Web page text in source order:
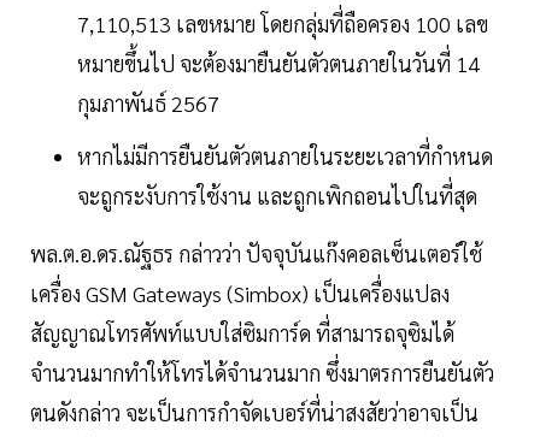
7,110,513 เลขหมาย โดยกลุ่มที่ถือครอง 100 เลข
หมายขึ้นไป จะต้องมายืนยันตัวตนภายในวันที่ 14
กุมภาพันธ์ 2567
หากไม่มีการยืนยันตัวตนภายในระยะเวลาที่กำหนด
จะถูกระงับการใช้งาน และถูกเพิกถอนไปในที่สุด
พล.ต.อ.ดร.ณัฐธร กล่าวว่า ปัจจุบันแก๊งคอลเซ็นเตอร์ใช้
เครื่อง GSM Gateways (Simbox) เป็นเครื่องแปลง
สัญญาณโทรศัพท์แบบใส่ซิมการ์ด ที่สามารถจุซิมได้
จำนวนมากทำให้โทรได้จำนวนมาก ซึ่งมาตรการยืนยันตัว
ตนดังกล่าว จะเป็นการกำจัดเบอร์ที่น่าสงสัยว่าอาจเป็น